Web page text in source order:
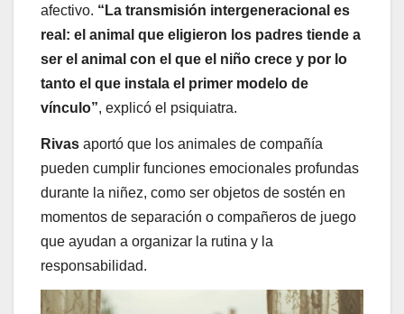
afectivo. “La transmisión intergeneracional es
real: el animal que eligieron los padres tiende a
ser el animal con el que el niño crece y por lo
tanto el que instala el primer modelo de
vínculo”, explicó el psiquiatra.
Rivas aportó que los animales de compañía
pueden cumplir funciones emocionales profundas
durante la niñez, como ser objetos de sostén en
momentos de separación o compañeros de juego
que ayudan a organizar la rutina y la
responsabilidad.